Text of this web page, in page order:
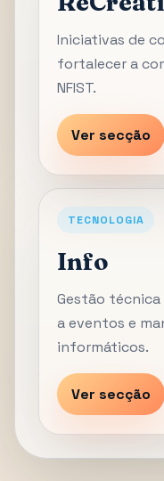
Iniciativas de
fortalecer a
NFIST.
Ver secção
TECNOLOGIA
Info
Gestão
a eventos e
informáticos.
Ver secção